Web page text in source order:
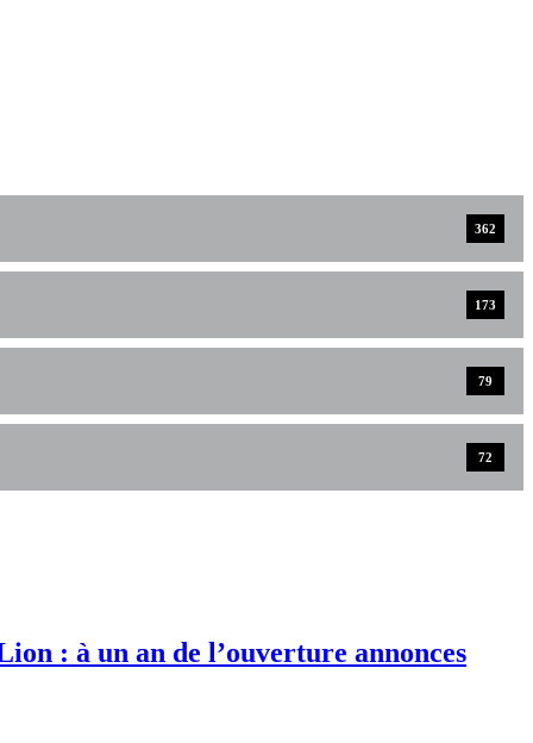
362
173
79
72
: à un an de l’ouverture annonces